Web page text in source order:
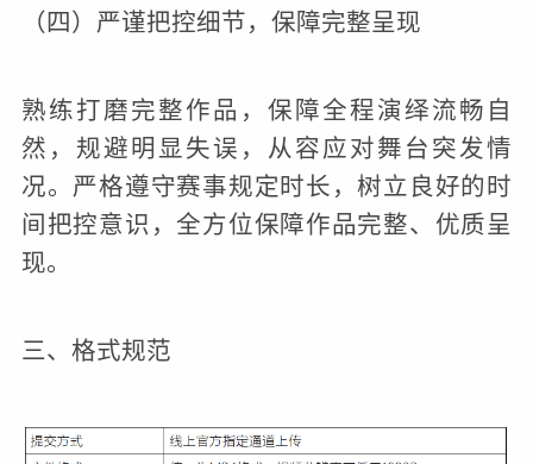
（四）严谨把控细节，保障完整呈现
熟练打磨完整作品，保障全程演绎流畅自
然，规避明显失误，从容应对舞台突发情
况。严格遵守赛事规定时长，树立良好的时
间把控意识，全方位保障作品完整、优质呈
现。
三、格式规范